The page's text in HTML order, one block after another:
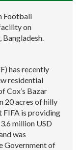
Football
on
Bangladesh.
has recently
residential
Cox’s Bazar
20 acres of hilly
FIFA is providing
million USD
was
Government of